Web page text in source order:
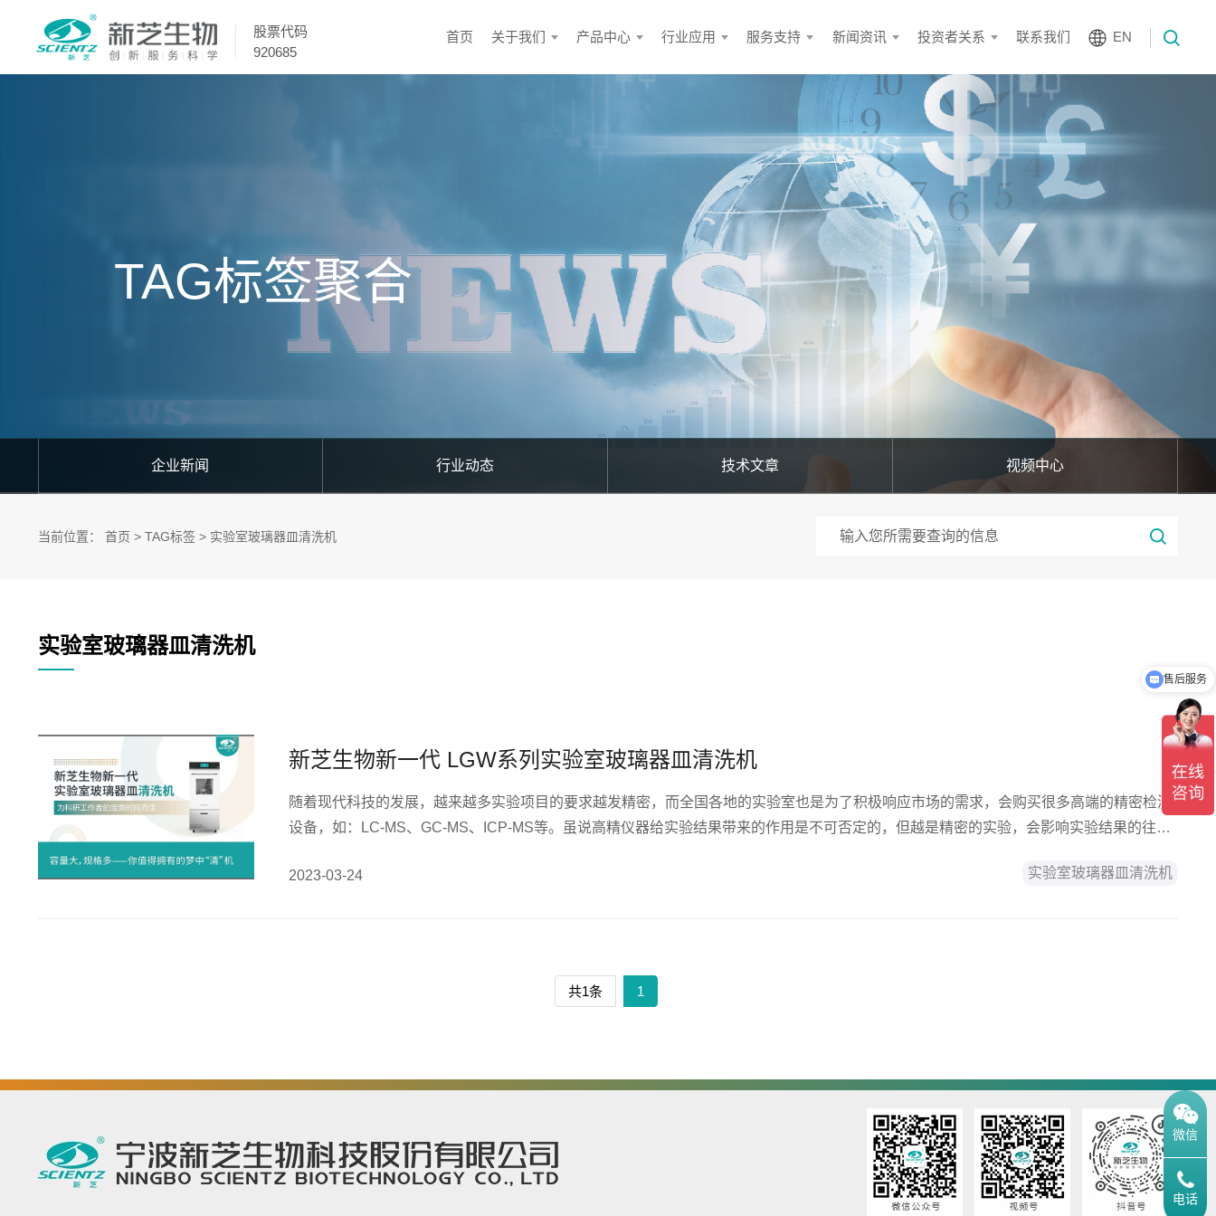
股票代码
920685
首页 关于我们 产品中心 行业应用 服务支持 新闻资讯 投资者关系 联系我们 EN
TAG标签聚合
企业新闻 行业动态 技术文章 视频中心
当前位置： 首页 > TAG标签> 实验室玻璃器皿清洗机
实验室玻璃器皿清洗机
新芝生物新一代 LGW系列实验室玻璃器皿清洗机
随着现代科技的发展，越来越多实验项目的要求越发精密，而全国各地的实验室也是为了积极响应市场的需求，会购买很多高端的精密检测
设备，如：LC-MS、GC-MS、ICP-MS等。虽说高精仪器给实验结果带来的作用是不可否定的，但越是精密的实验，会影响实验结果的往往
2023-03-24
实验室玻璃器皿清洗机
共1条 1
微信
电话
售后服务